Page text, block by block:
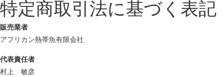
特定商取引法に基づく表記
販売業者
アフリカン熱帯魚有限会社
代表責任者
村上 敏彦